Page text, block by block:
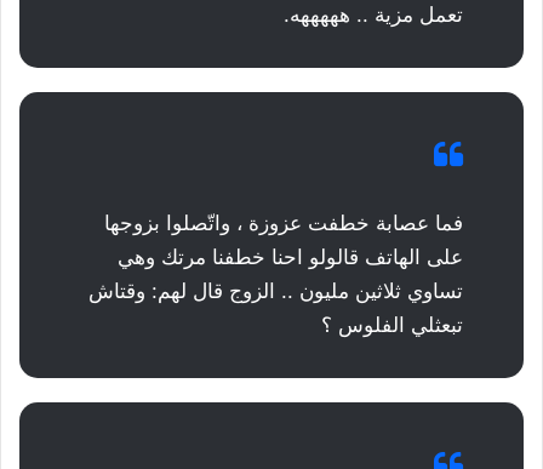
تعمل مزية .. هههههه.
فما عصابة خطفت عزوزة ، واتّصلوا بزوجها
على الهاتف قالولو احنا خطفنا مرتك وهي
تساوي ثلاثين مليون .. الزوج قال لهم: وقتاش
تبعثلي الفلوس ؟